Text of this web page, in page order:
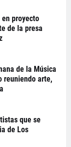
proyecto
de la presa
de la Música
reuniendo arte,
que se
de Los